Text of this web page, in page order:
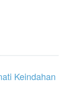
Keindahan